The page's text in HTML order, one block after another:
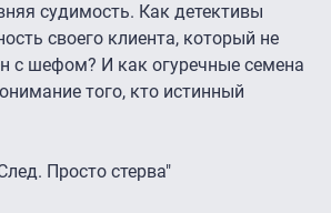
судимость. Как детективы
своего клиента, который не
с шефом? И как огуречные семена
того, кто истинный
Просто стерва"